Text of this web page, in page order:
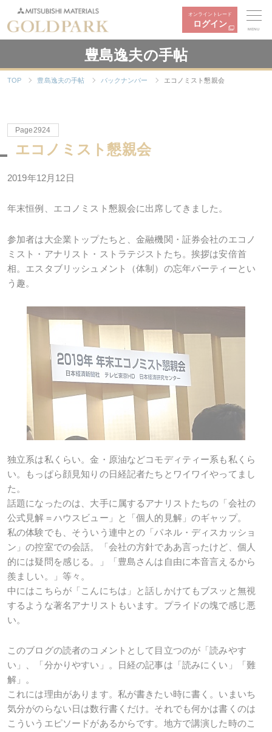
オンライントレード
ログイン
MENU
豊島逸夫の手帖
TOP 豊島逸夫の手帖 バックナンバー エコノミスト懇親会
Page2924
エコノミスト懇親会
2019年12月12日
年末恒例、エコノミスト懇親会に出席してきました。
参加者は大企業トップたちと、金融機関・証券会社のエコノ
ミスト・アナリスト・ストラテジストたち。挨拶は安倍首
相。エスタブリッシュメント（体制）の忘年パーティーとい
う趣。
独立系は私くらい。金・原油などコモディティー系も私くら
い。もっぱら顔見知りの日経記者たちとワイワイやってまし
た。
話題になったのは、大手に属するアナリストたちの「会社の
公式見解＝ハウスビュー」と「個人的見解」のギャップ。
私の体験でも、そういう連中との「パネル・ディスカッショ
ン」の控室での会話。「会社の方針でああ言ったけど、個人
的には疑問を感じる。」「豊島さんは自由に本音言えるから
羨ましい。」等々。
中にはこちらが「こんにちは」と話しかけてもブスッと無視
するような著名アナリストもいます。プライドの塊で感じ悪
い。
このブログの読者のコメントとして目立つのが「読みやす
い」、「分かりやすい」。日経の記事は「読みにくい」「難
解」。
これには理由があります。私が書きたい時に書く。いまいち
気分がのらない日は数行書くだけ。それでも何かは書くのは
こういうエピソードがあるからです。地方で講演した時のこ